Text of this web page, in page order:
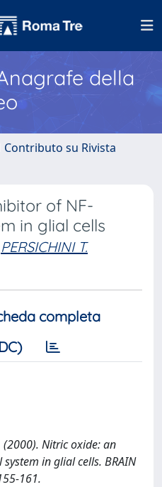
della
Contributo su Rivista
of NF-
in glial cells
PERSICHINI T.
completa
(2000). Nitric oxide: an
in glial cells. BRAIN
161.